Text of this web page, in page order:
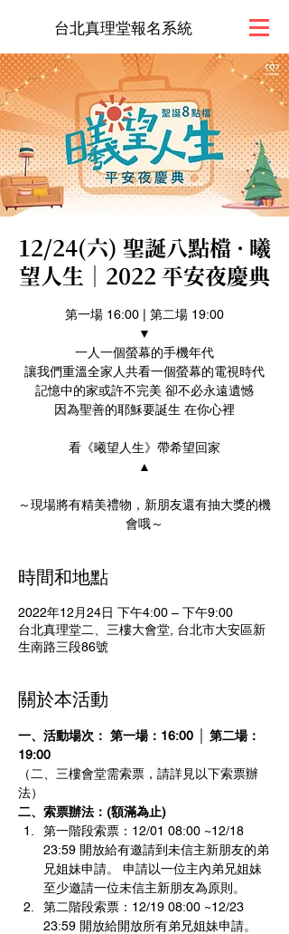
台北真理堂報名系統
12/24(六) 聖誕八點檔 · 曦
望人生｜2022 平安夜慶典
第一場 16:00 | 第二場 19:00
▼
一人一個螢幕的手機年代
讓我們重溫全家人共看一個螢幕的電視時代
記憶中的家或許不完美 卻不必永遠遺憾
因為聖善的耶穌要誕生 在你心裡
看《曦望人生》帶希望回家
▲
～現場將有精美禮物，新朋友還有抽大獎的機
會哦～
時間和地點
2022年12月24日 下午4:00 – 下午9:00
台北真理堂二、三樓大會堂, 台北市大安區新
生南路三段86號
關於本活動
一、活動場次： 第一場：16:00 │ 第二場：
19:00
（二、三樓會堂需索票，請詳見以下索票辦
法）
二、索票辦法：(額滿為止)
第一階段索票：12/01 08:00 ~12/18
23:59 開放給有邀請到未信主新朋友的弟
兄姐妹申請。 申請以一位主內弟兄姐妹
至少邀請一位未信主新朋友為原則。
第二階段索票：12/19 08:00 ~12/23
23:59 開放給開放所有弟兄姐妹申請。